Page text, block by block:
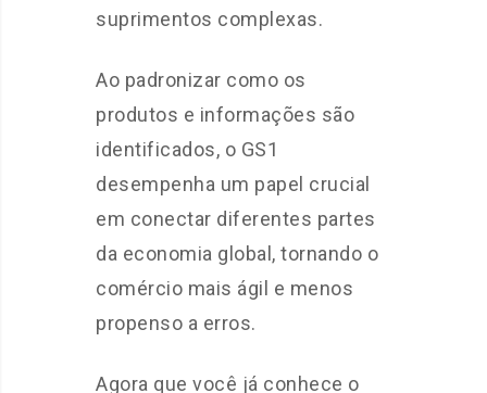
suprimentos complexas.
Ao padronizar como os
produtos e informações são
identificados, o GS1
desempenha um papel crucial
em conectar diferentes partes
da economia global, tornando o
comércio mais ágil e menos
propenso a erros.
Agora que você já conhece o